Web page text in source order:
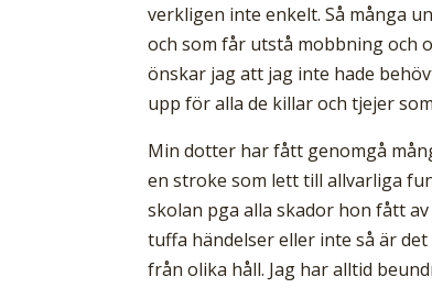
verkligen inte enkelt. Så många
och som får utstå mobbning och
önskar jag att jag inte hade
upp för alla de killar och tjejer
Min dotter har fått genomgå
en stroke som lett till allvarliga
skolan pga alla skador hon fått
tuffa händelser eller inte så är
från olika håll. Jag har alltid